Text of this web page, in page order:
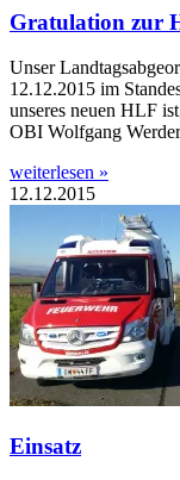
Gratulation zur
Unser
12.12.2015 im
unseres neuen HLF
OBI Wolfgang
weiterlesen »
12.12.2015
Einsatz